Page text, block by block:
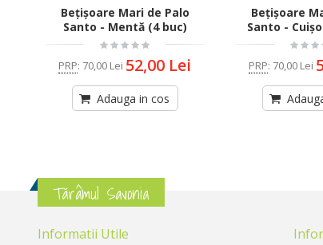
Bețișoare Mari de Palo
Santo - Mentă (4 buc)
PRP: 70,00 Lei 52,00 Lei
Adauga in cos
Bețișoare
Santo -
PRP: 70,00 Lei
Tărâmul Savonia
Informatii Utile